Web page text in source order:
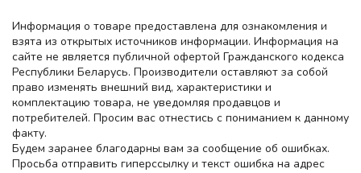
Информация о товаре предоставлена для ознакомления и
взята из открытых источников информации. Информация на
сайте не является публичной офертой Гражданского кодекса
Республики Беларусь. Производители оставляют за собой
право изменять внешний вид, характеристики и
комплектацию товара, не уведомляя продавцов и
потребителей. Просим вас отнестись с пониманием к данному
факту.
Будем заранее благодарны вам за сообщение об ошибках.
Просьба отправить гиперссылку и текст ошибка на адрес